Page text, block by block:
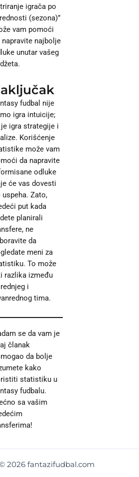
igrača po
(sezona)”
vam pomoći
napravite najbolje
unutar vašeg
fudbal nije
igra intuicije;
igra strategije i
Korišćenje
može vam
da napravite
odluke
će vas dovesti
uspeha. Zato,
put kada
planirali
ne
da
meni za
To može
razlika između
i
tima.
se da vam je
članak
da bolje
kako
statistiku u
fudbalu.
sa vašim
2026 fantazifudbal.com